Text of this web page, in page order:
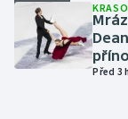
Parasport
Plavání
Před 3